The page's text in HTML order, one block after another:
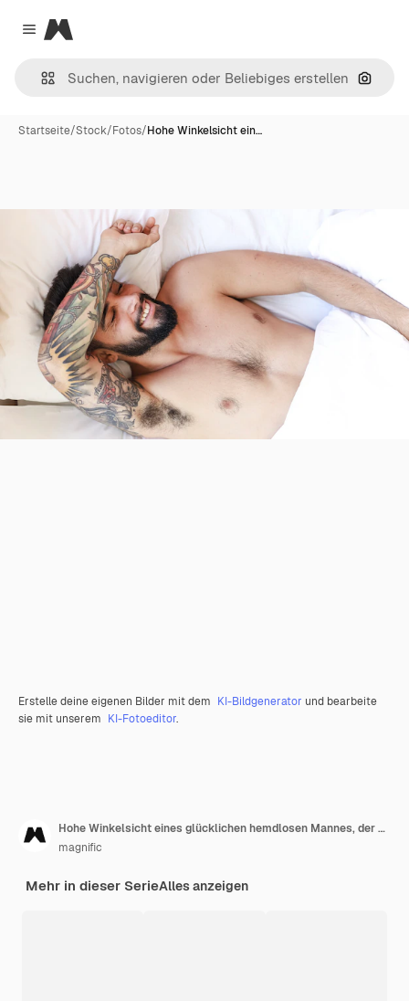
Close menu
Magnific
Nach
Startseite/Stock/Fotos/Hohe Winkelsicht ein…
Erstelle deine eigenen Bilder mit dem KI-Bildgenerator und bearbeite
sie mit unserem KI-Fotoeditor.
Hohe Winkelsicht eines glücklichen hemdlosen Mannes, der auf Bett schläft
magnific
Mehr in dieser SerieAlles anzeigen